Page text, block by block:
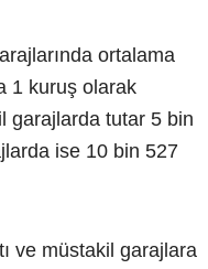
ortalama
1 kuruş olarak
garajlarda tutar 5 bin
ise 10 bin 527
ve müstakil garajlara